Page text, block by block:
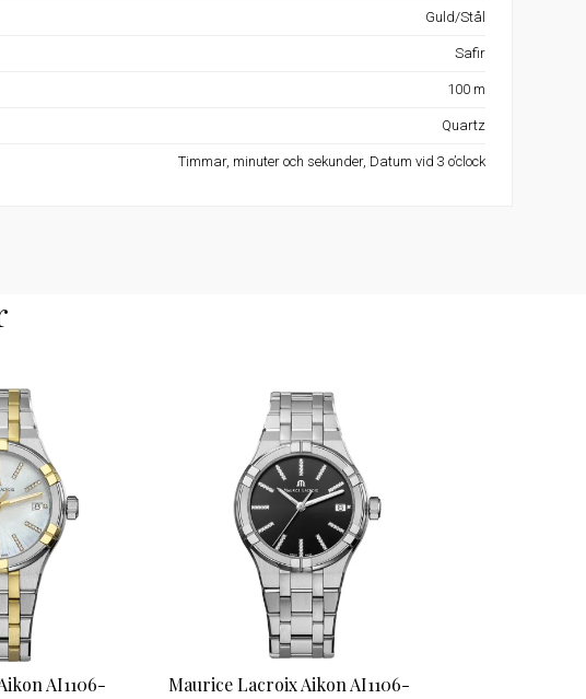
Guld/Stål
Safir
100 m
Quartz
Timmar, minuter och sekunder, Datum vid 3 o’clock
AI1106-
Maurice Lacroix Aikon AI1106-